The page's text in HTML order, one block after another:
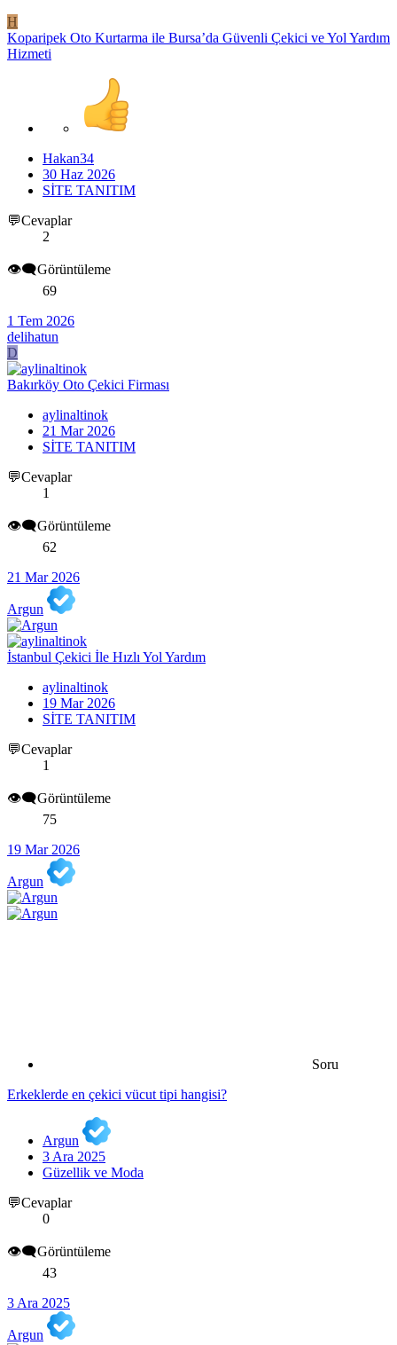
H
Koparipek Oto Kurtarma ile Bursa’da Güvenli Çekici ve Yol Yardım
Hizmeti
Hakan34
30 Haz 2026
SİTE TANITIM
💬Cevaplar
2
👁️‍🗨️Görüntüleme
69
1 Tem 2026
delihatun
D
Bakırköy Oto Çekici Firması
aylinaltinok
21 Mar 2026
SİTE TANITIM
💬Cevaplar
1
👁️‍🗨️Görüntüleme
62
21 Mar 2026
Argun
İstanbul Çekici İle Hızlı Yol Yardım
aylinaltinok
19 Mar 2026
SİTE TANITIM
💬Cevaplar
1
👁️‍🗨️Görüntüleme
75
19 Mar 2026
Argun
Soru
Erkeklerde en çekici vücut tipi hangisi?
Argun
3 Ara 2025
Güzellik ve Moda
💬Cevaplar
0
👁️‍🗨️Görüntüleme
43
3 Ara 2025
Argun